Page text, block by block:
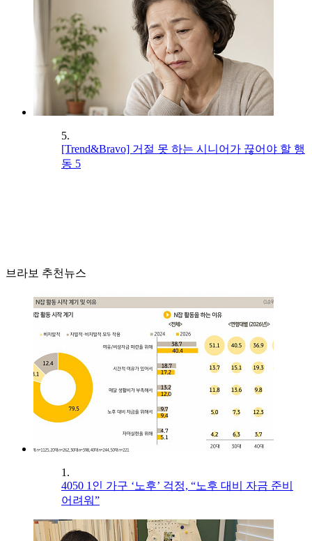
5.
[Trend&Bravo] 거절 못 하는 시니어가 끊어야 할 행
동 5
브라보 추천뉴스
1.
4050 1인 가구 ‘노후’ 걱정, “노후 대비 자금 준비
어려워”